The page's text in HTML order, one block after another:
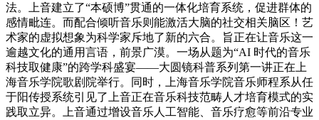
法。上音建立了“本硕博”贯通的一体化培育系统，促进群体的
感情毗连。而配合倾听音乐则能激活大脑的社交相关脑区！艺
术家的虚拟想象为科学家斥地了新的六合。旨正在让音乐这一
逾越文化的通用言语，前景广漠。一场从题为“AI 时代的音乐
科技取健康”的跨学科盛宴——大圆镜科普系列第一讲正在上
海音乐学院歌剧院举行。同时，上海音乐学院音乐师程系从任
于阳传授系统引见了上音正在音乐科技范畴人才培育模式的实
践取立异。上音通过增设音乐人工智能、音乐疗愈等前沿专业